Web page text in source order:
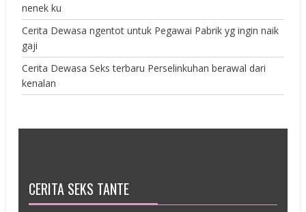
nenek ku
Cerita Dewasa ngentot untuk Pegawai Pabrik yg ingin naik
gaji
Cerita Dewasa Seks terbaru Perselinkuhan berawal dari
kenalan
CERITA SEKS TANTE